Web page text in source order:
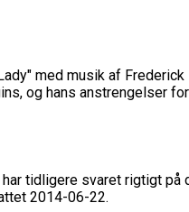
med musik af
og hans anstrengelser
tidligere svaret rigtigt på
2014-06-22.